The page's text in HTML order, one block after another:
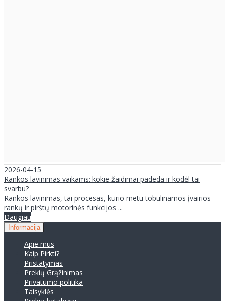
2026-04-15
Rankos lavinimas vaikams: kokie žaidimai padeda ir kodėl tai
svarbu?
Rankos lavinimas, tai procesas, kurio metu tobulinamos įvairios
rankų ir pirštų motorinės funkcijos ...
Daugiau
Informacija
Apie mus
Kaip Pirkti?
Pristatymas
Prekių Grąžinimas
Privatumo politika
Taisyklės